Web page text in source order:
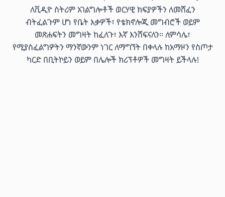
ለቪዲዮ ስትሪም አገልግሎቶች ወርሃዊ ክፍያዎችን ለመሸፈን
ብትፈልጉም ሆነ የቤት እቃዎች፣ የቴክኖሎጂ መግብሮች ወይም
መጽሐፍትን መግዛት ከፈለጉ፣ እኛ እንሸፍናለን። ለምሳሌ፣
የሚያስፈልግዎትን ማንኛውንም ነገር ለማግኘት በቀላሉ ከአማዞን የስጦታ
ካርድ በቢትኮይን ወይም በሌሎች ክሪፕቶዎች መግዛት ይችላሉ!